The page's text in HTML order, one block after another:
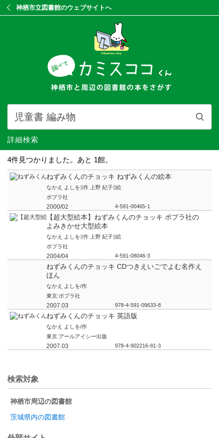
神栖市立図書館のウェブサイトへ
詳細検索
4件見つかりました。あと 1館。
ねずみくんのチョッキ ねずみくんの絵本
なかえ よしを∥作 上野 紀子∥絵
ポプラ社
2000/02 4-591-00465-1
【超大型絵本】ねずみくんのチョッキ ポプラ社の
よみきかせ大型絵本
なかえ よしを∥作 上野 紀子∥絵
ポプラ社
2004/04 4-591-08046-3
ねずみくんのチョッキ CDつきえいごでよむ名作え
ほん
なかえ よしを/作
東京:ポプラ社
2007.03 978-4-591-09633-8
ねずみくんのチョッキ 英語版
なかえ よしを/作
東京:アールアイシー出版
2007.03 978-4-902216-81-3
検索対象
神栖市周辺の図書館
茨城県内の図書館